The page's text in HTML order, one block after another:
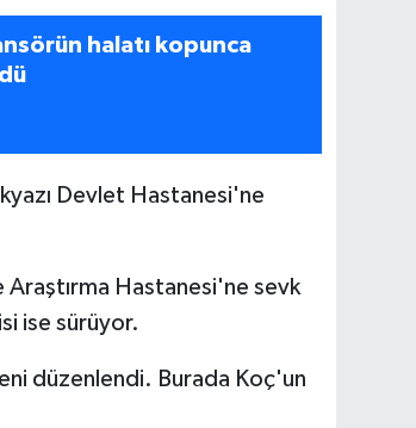
halatı kopunca
Devlet Hastanesi'ne
Araştırma Hastanesi'ne sevk
ise sürüyor.
düzenlendi. Burada Koç'un